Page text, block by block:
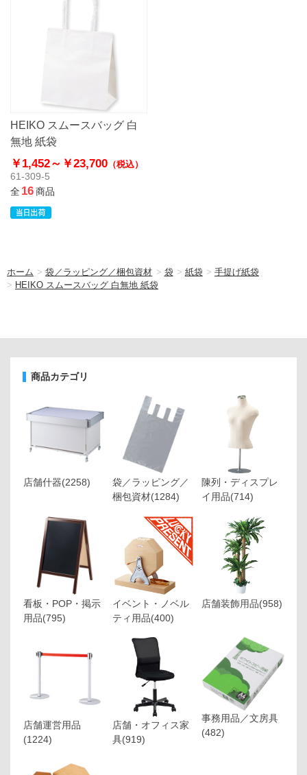
HEIKO スムースバッグ 白
無地 紙袋
￥1,452～ ￥23,700 （税込）
61-309-5
全16商品
ホーム >袋／ラッピング／梱包資材 > 袋 > 紙袋 > 手提げ紙袋
> HEIKO スムースバッグ 白無地 紙袋
商品カテゴリ
店舗什器(2258)
袋／ラッピング／
梱包資材(1284)
陳列・ディスプレ
イ用品(714)
看板・POP・掲示
用品(795)
イベント・ノベル
ティ用品(400)
店舗装飾用品(958)
店舗運営用品
(1224)
店舗・オフィス家
具(919)
事務用品／文房具
(482)